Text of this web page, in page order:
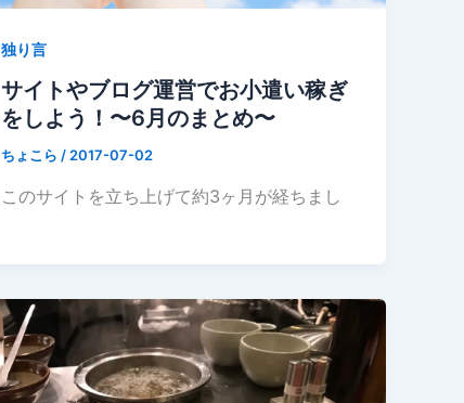
独り言
サイトやブログ運営でお小遣い稼ぎ
をしよう！〜6月のまとめ〜
ちょこら/2017-07-02
このサイトを立ち上げて約3ヶ月が経ちまし